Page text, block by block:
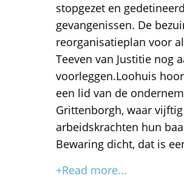
stopgezet en
gevangenissen. De
reorganisatieplan voor
Teeven van Justitie nog
voorleggen.Loohuis
een lid van de
Grittenborgh, waar
arbeidskrachten hun
Bewaring dicht, dat is
+Read more...